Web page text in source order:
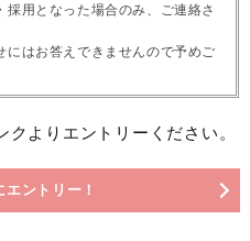
用となった場合のみ、ご連絡さ
はお答えできませんので予めご
よりエントリーください。
ントリー！